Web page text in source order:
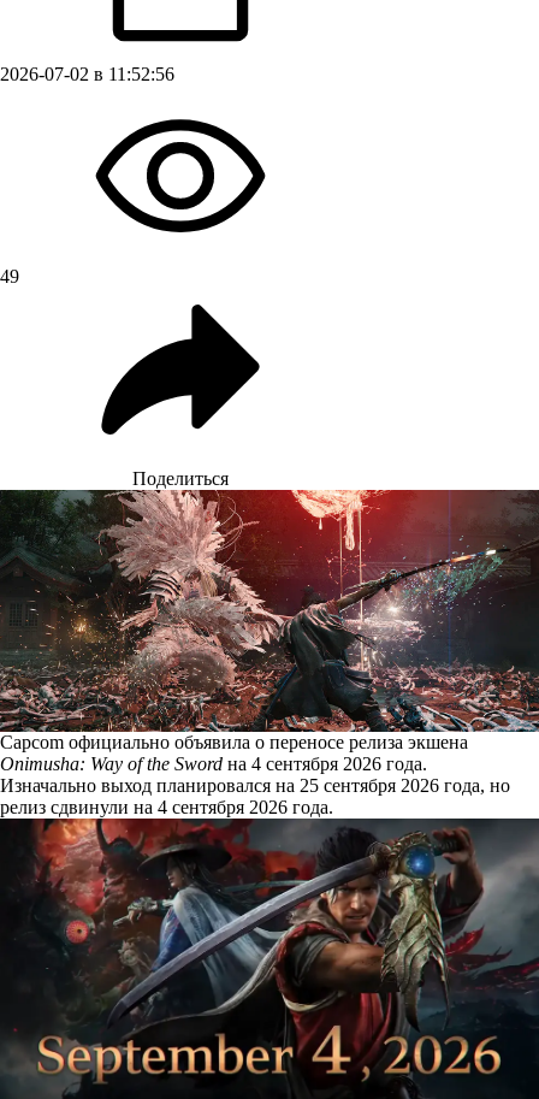
2026-07-02 в 11:52:56
49
Поделиться
Capcom официально объявила о переносе релиза экшена
Onimusha: Way of the Sword на 4 сентября 2026 года.
Изначально выход планировался на 25 сентября 2026 года, но
релиз сдвинули на 4 сентября 2026 года.